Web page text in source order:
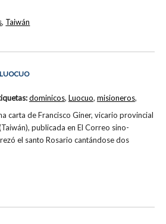
, Taiwán
carta de Francisco Giner, vicario provincial
publicada en El Correo sino-
el santo Rosario cantándose dos
dominicos, Luocuo, misioneros,